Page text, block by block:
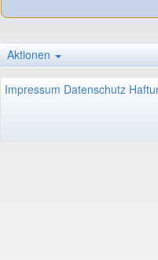
Aktionen
Impressum Datenschutz